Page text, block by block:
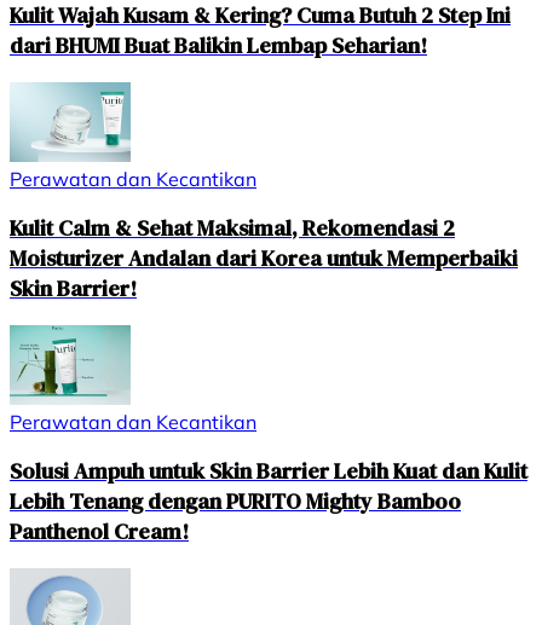
Kulit Wajah Kusam & Kering? Cuma Butuh 2 Step Ini
dari BHUMI Buat Balikin Lembap Seharian!
Perawatan dan Kecantikan
Kulit Calm & Sehat Maksimal, Rekomendasi 2
Moisturizer Andalan dari Korea untuk Memperbaiki
Skin Barrier!
Perawatan dan Kecantikan
Solusi Ampuh untuk Skin Barrier Lebih Kuat dan Kulit
Lebih Tenang dengan PURITO Mighty Bamboo
Panthenol Cream!